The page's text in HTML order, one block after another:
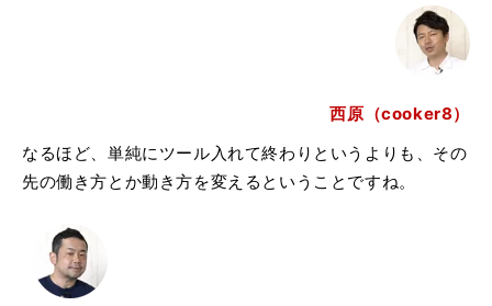
西原（cooker8）
なるほど、単純にツール入れて終わりというよりも、その
先の働き方とか動き方を変えるということですね。